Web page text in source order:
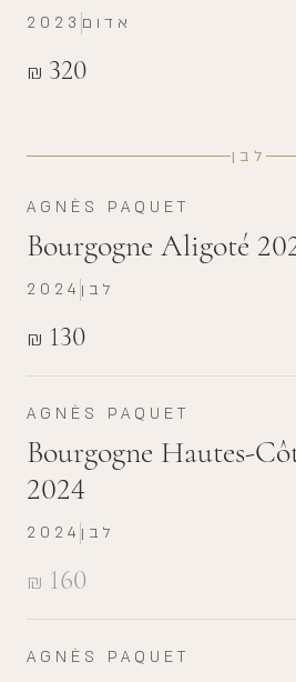
₪ 320
2023 אדום
לבן
AGNÈS PAQUET
Bourgogne Aligoté
₪ 130
2024 לבן
AGNÈS PAQUET
Bourgogne Hautes-
2024
₪ 160
2024 לבן
AGNÈS PAQUET